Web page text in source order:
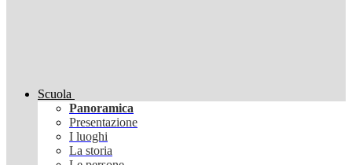
Scuola
Panoramica
Presentazione
I luoghi
La storia